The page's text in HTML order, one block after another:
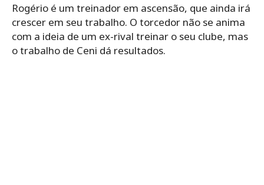
Rogério é um treinador em ascensão, que ainda irá
crescer em seu trabalho. O torcedor não se anima
com a ideia de um ex-rival treinar o seu clube, mas
o trabalho de Ceni dá resultados.